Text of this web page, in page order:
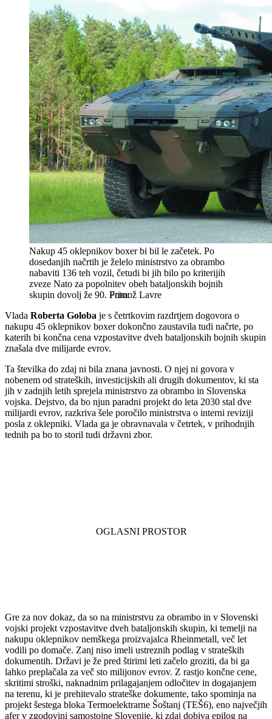
Nakup 45 oklepnikov boxer bi bil le začetek. Po
dosedanjih načrtih je želelo ministrstvo za obrambo
nabaviti 136 teh vozil, četudi bi jih bilo po kriterijih
zveze Nato za popolnitev obeh bataljonskih bojnih
skupin dovolj že 90. Primož Lavre
Vlada Roberta Goloba je s četrtkovim razdrtjem dogovora o
nakupu 45 oklepnikov boxer dokončno zaustavila tudi načrte, po
katerih bi končna cena vzpostavitve dveh bataljonskih bojnih skupin
znašala dve milijarde evrov.
Ta številka do zdaj ni bila znana javnosti. O njej ni govora v
nobenem od strateških, investicijskih ali drugih dokumentov, ki sta
jih v zadnjih letih sprejela ministrstvo za obrambo in Slovenska
vojska. Dejstvo, da bo njun paradni projekt do leta 2030 stal dve
milijardi evrov, razkriva šele poročilo ministrstva o interni reviziji
posla z oklepniki. Vlada ga je obravnavala v četrtek, v prihodnjih
tednih pa bo to storil tudi državni zbor.
Gre za nov dokaz, da so na ministrstvu za obrambo in v Slovenski
vojski projekt vzpostavitve dveh bataljonskih skupin, ki temelji na
nakupu oklepnikov nemškega proizvajalca Rheinmetall, več let
vodili po domače. Zanj niso imeli ustreznih podlag v strateških
dokumentih. Državi je že pred štirimi leti začelo groziti, da bi ga
lahko preplačala za več sto milijonov evrov. Z rastjo končne cene,
skritimi stroški, naknadnim prilagajanjem odločitev in dogajanjem
na terenu, ki je prehitevalo strateške dokumente, tako spominja na
projekt šestega bloka Termoelektrarne Šoštanj (TEŠ6), eno največjih
afer v zgodovini samostojne Slovenije, ki zdaj dobiva epilog na